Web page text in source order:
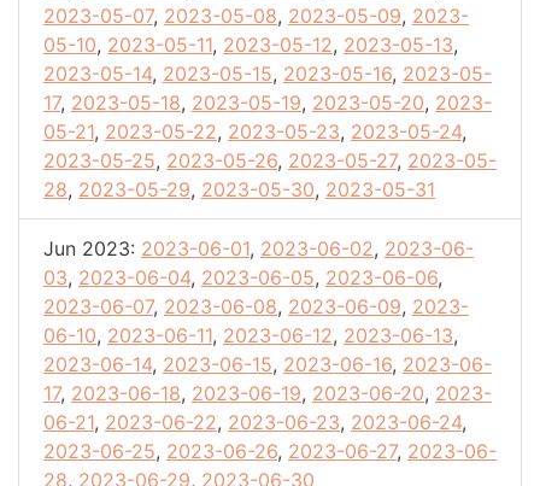
2023-05-07, 2023-05-08, 2023-05-09, 2023-
05-10, 2023-05-11, 2023-05-12, 2023-05-13,
2023-05-14, 2023-05-15, 2023-05-16, 2023-05-
17, 2023-05-18, 2023-05-19, 2023-05-20, 2023-
05-21, 2023-05-22, 2023-05-23, 2023-05-24,
2023-05-25, 2023-05-26, 2023-05-27, 2023-05-
28, 2023-05-29, 2023-05-30, 2023-05-31
Jun 2023: 2023-06-01, 2023-06-02, 2023-06-
03, 2023-06-04, 2023-06-05, 2023-06-06,
2023-06-07, 2023-06-08, 2023-06-09, 2023-
06-10, 2023-06-11, 2023-06-12, 2023-06-13,
2023-06-14, 2023-06-15, 2023-06-16, 2023-06-
17, 2023-06-18, 2023-06-19, 2023-06-20, 2023-
06-21, 2023-06-22, 2023-06-23, 2023-06-24,
2023-06-25, 2023-06-26, 2023-06-27, 2023-06-
28, 2023-06-29, 2023-06-30